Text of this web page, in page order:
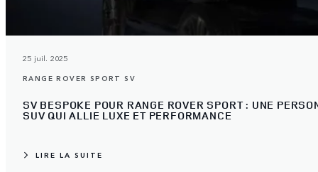
25 juil. 2025
RANGE ROVER SPORT SV
SV BESPOKE POUR RANGE ROVER SPORT : UNE
SUV QUI ALLIE LUXE ET PERFORMANCE
LIRE LA SUITE